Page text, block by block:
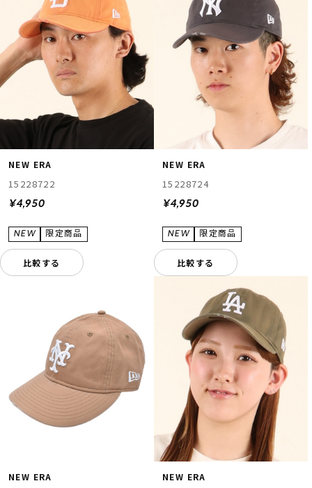
NEW ERA
15228722
¥4,950
比較する
NEW ERA
15228724
¥4,950
比較する
NEW ERA NEW ERA